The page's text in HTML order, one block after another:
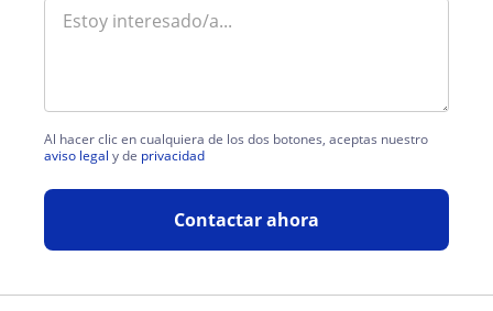
Al hacer clic en cualquiera de los dos botones, aceptas nuestro
aviso legal y de privacidad
Contactar ahora